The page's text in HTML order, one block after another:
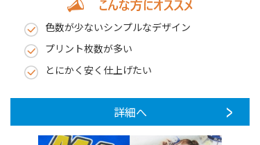
色数が少ないシンプルなデザイン
プリント枚数が多い
とにかく安く仕上げたい
詳細へ